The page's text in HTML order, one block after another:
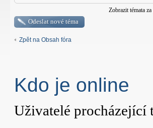
Zobrazit témata
Odeslat nové téma
Zpět na Obsah fóra
Kdo je online
Uživatelé procházející